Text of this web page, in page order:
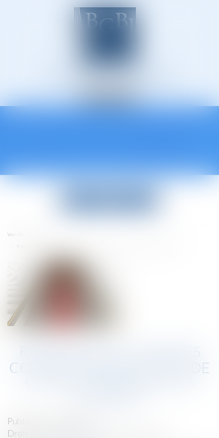
Avocats à Épinal
Vous êtes ici :
RAPPORT DE LA COUR DES
COMPTES SUR L'AUTORITÉ DE
Publié le :
Droit commercial